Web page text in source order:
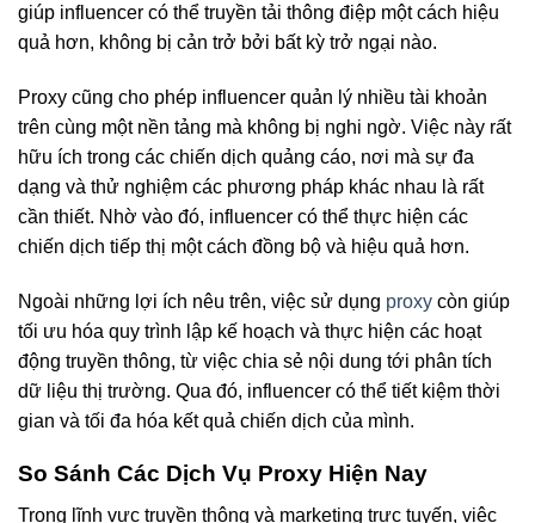
giúp influencer có thể truyền tải thông điệp một cách hiệu
quả hơn, không bị cản trở bởi bất kỳ trở ngại nào.
Proxy cũng cho phép influencer quản lý nhiều tài khoản
trên cùng một nền tảng mà không bị nghi ngờ. Việc này rất
hữu ích trong các chiến dịch quảng cáo, nơi mà sự đa
dạng và thử nghiệm các phương pháp khác nhau là rất
cần thiết. Nhờ vào đó, influencer có thể thực hiện các
chiến dịch tiếp thị một cách đồng bộ và hiệu quả hơn.
Ngoài những lợi ích nêu trên, việc sử dụng proxy còn giúp
tối ưu hóa quy trình lập kế hoạch và thực hiện các hoạt
động truyền thông, từ việc chia sẻ nội dung tới phân tích
dữ liệu thị trường. Qua đó, influencer có thể tiết kiệm thời
gian và tối đa hóa kết quả chiến dịch của mình.
So Sánh Các Dịch Vụ Proxy Hiện Nay
Trong lĩnh vực truyền thông và marketing trực tuyến, việc